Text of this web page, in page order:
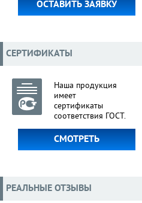
ОСТАВИТЬ ЗАЯВКУ
СЕРТИФИКАТЫ
Наша продукция
имеет
сертификаты
соответствия ГОСТ.
СМОТРЕТЬ
РЕАЛЬНЫЕ ОТЗЫВЫ